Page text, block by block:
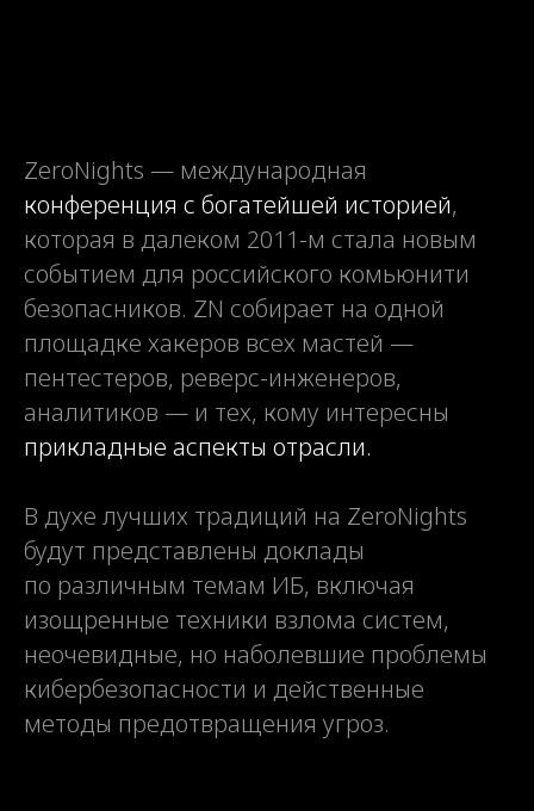
ZeroNights — международная
конференция с богатейшей историей,
которая в далеком 2011-м стала новым
событием для российского комьюнити
безопасников. ZN собирает на одной
площадке хакеров всех мастей —
пентестеров, реверс-инженеров,
аналитиков — и тех, кому интересны
прикладные аспекты отрасли.
В духе лучших традиций на ZeroNights
будут представлены доклады
по различным темам ИБ, включая
изощренные техники взлома систем,
неочевидные, но наболевшие проблемы
кибербезопасности и действенные
методы предотвращения угроз.